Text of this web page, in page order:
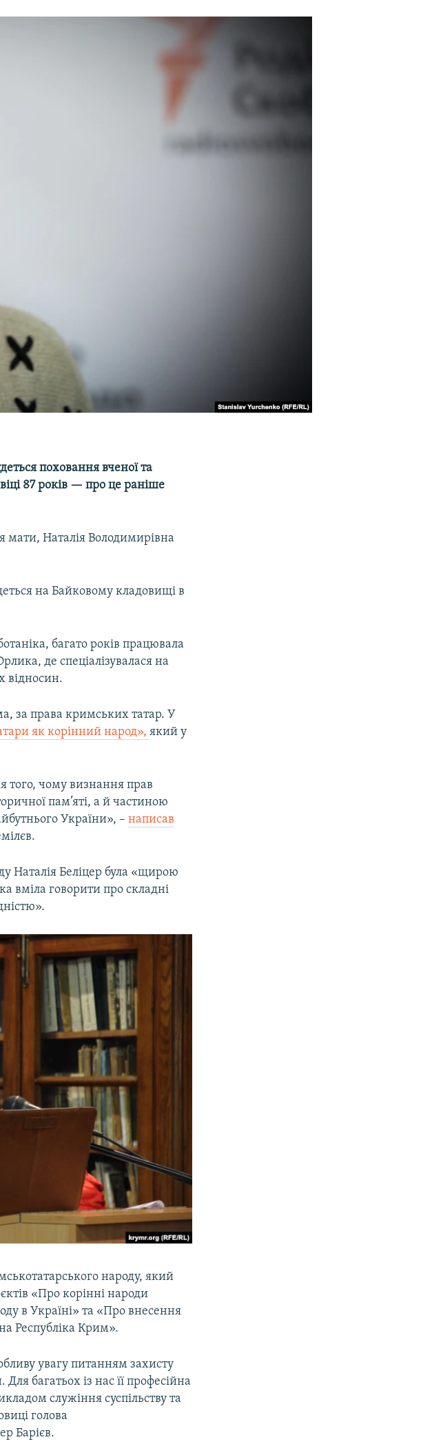
поховання вченої та
87 років — про це раніше
мати, Наталія Володимирівна
на Байковому кладовищі в
багато років працювала
де спеціалізувалася на
відносин.
за права кримських татар. У
як корінний народ»,який у
того, чому визнання прав
пам’яті, а й частиною
України», –написав
Наталія Беліцер була «щирою
вміла говорити про складні
народу, який
«Про корінні народи
в Україні» та «Про внесення
Республіка Крим».
увагу питанням захисту
багатьох із нас її професійна
служіння суспільству та
голова
Барієв.